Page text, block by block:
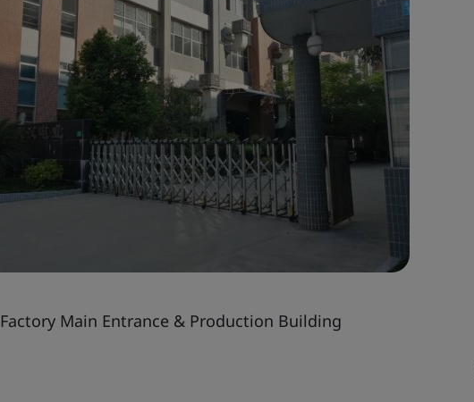
Factory Main Entrance & Production Building